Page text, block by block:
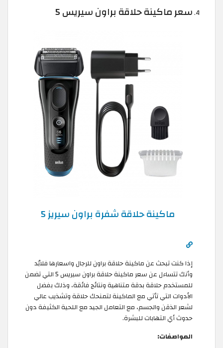
سعر ماكينة حلاقة براون سيريس 5
ماكينة حلاقة شفرة براون سيريز 5
إذا كنت تبحث عن ماكينة حلاقة براون للرجال واسعارها فلابُد
وأنك تتساءل عن سعر ماكينة حلاقة براون سيريس 5 التي تضمن
للمستخدم حلاقة بدقة متناهية ونتائج فائقة، وذلك بفضل
الأدوات التي تأتي مع الماكينة لتمنحك حلاقة وتشذيب عالي
لشعر الذقن والجسم، مع التعامل الجيد مع اللحية الكثيفة دون
حدوث أي التهابات للبشرة.
المواصفات: